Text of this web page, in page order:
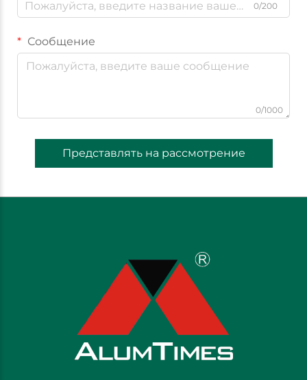
0/200
Сообщение
0/1000
Представлять на рассмотрение